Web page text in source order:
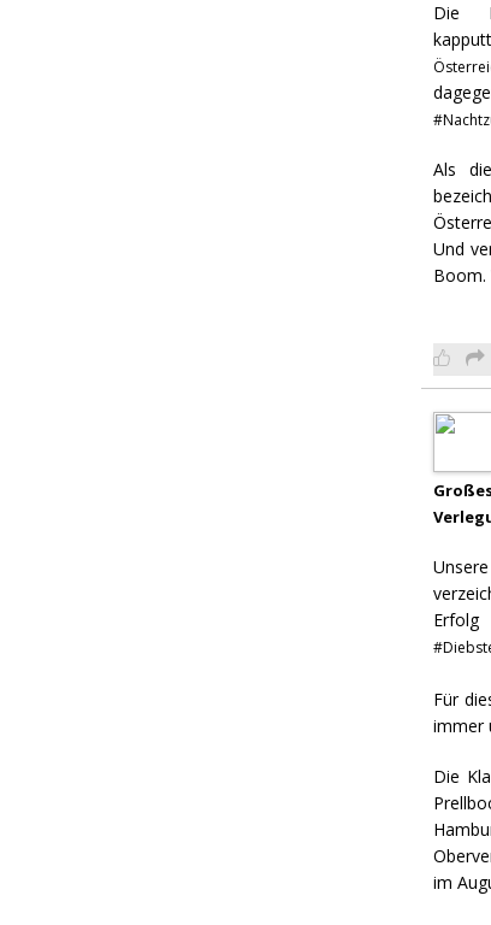
Die
Als
Und
Boom.
Für
immer
Die
im